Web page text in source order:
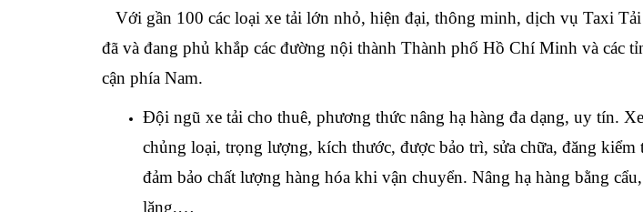
Với gần 100 các loại xe tải lớn nhỏ, hiện đại, thông minh, dịch vụ Taxi
đã và đang phủ khắp các đường nội thành Thành phố Hồ Chí Minh và các
cận phía Nam.
Đội ngũ xe tải cho thuê, phương thức nâng hạ hàng đa dạng, uy tín.
chủng loại, trọng lượng, kích thước, được bảo trì, sửa chữa, đăng kiểm
đảm bảo chất lượng hàng hóa khi vận chuyển. Nâng hạ hàng bằng
lăng,…